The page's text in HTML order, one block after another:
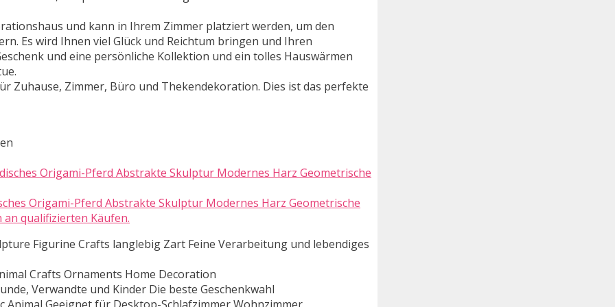
und kann in Ihrem Zimmer platziert werden, um den
Es wird Ihnen viel Glück und Reichtum bringen und Ihren
und eine persönliche Kollektion und ein tolles Hauswärmen
Zuhause, Zimmer, Büro und Thekendekoration. Dies ist das perfekte
Origami-Pferd Abstrakte Skulptur Modernes Harz Geometrische
qualifizierten Käufen.
Figurine Crafts langlebig Zart Feine Verarbeitung und lebendiges
Crafts Ornaments Home Decoration
Verwandte und Kinder Die beste Geschenkwahl